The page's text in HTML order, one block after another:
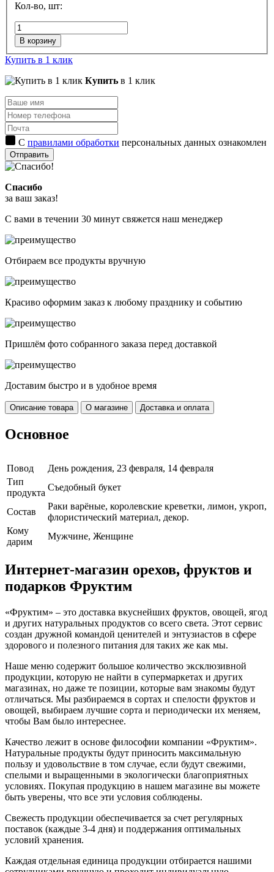
Кол-во, шт:
В корзину
Купить в 1 клик
Купить в 1 клик
С правилами обработки персональных данных ознакомлен
Отправить
Спасибо
за ваш заказ!
С вами в течении 30 минут свяжется наш менеджер
Отбираем все продукты вручную
Красиво оформим заказ к любому празднику и событию
Пришлём фото собранного заказа перед доставкой
Доставим быстро и в удобное время
Описание товара О магазине Доставка и оплата
Основное
Повод
День рождения, 23 февраля, 14 февраля
Тип
продукта
Съедобный букет
Cостав
Раки варёные, королевские креветки, лимон, укроп,
флористический материал, декор.
Кому
дарим
Мужчине, Женщине
Интернет-магазин орехов, фруктов и
подарков Фруктим
«Фруктим» – это доставка вкуснейших фруктов, овощей, ягод
и других натуральных продуктов со всего света. Этот сервис
создан дружной командой ценителей и энтузиастов в сфере
здорового и полезного питания для таких же как мы.
Наше меню содержит большое количество эксклюзивной
продукции, которую не найти в супермаркетах и других
магазинах, но даже те позиции, которые вам знакомы будут
отличаться. Мы разбираемся в сортах и спелости фруктов и
овощей, выбираем лучшие сорта и периодически их меняем,
чтобы Вам было интереснее.
Качество лежит в основе философии компании «Фруктим».
Натуральные продукты будут приносить максимальную
пользу и удовольствие в том случае, если будут свежими,
cпелыми и выращенными в экологически благоприятных
условиях. Покупая продукцию в нашем магазине вы можете
быть уверены, что все эти условия соблюдены.
Свежесть продукции обеспечивается за счет регулярных
поставок (каждые 3-4 дня) и поддержания оптимальных
условий хранения.
Каждая отдельная единица продукции отбирается нашими